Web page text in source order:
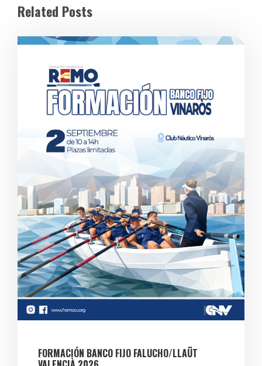
Related Posts
FORMACIÓN BANCO FIJO FALUCHO/LLAÜT